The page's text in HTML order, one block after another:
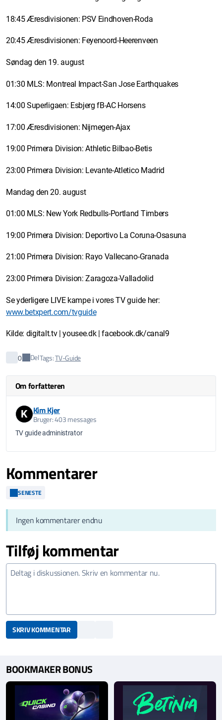
18:45 Æresdivisionen: PSV Eindhoven-Roda
20:45 Æresdivisionen: Feyenoord-Heerenveen
Søndag den 19. august
01:30 MLS: Montreal Impact-San Jose Earthquakes
14:00 Superligaen: Esbjerg fB-AC Horsens
17:00 Æresdivisionen: Nijmegen-Ajax
19:00 Primera Division: Athletic Bilbao-Betis
23:00 Primera Division: Levante-Atletico Madrid
Mandag den 20. august
01:00 MLS: New York Redbulls-Portland Timbers
19:00 Primera Division: Deportivo La Coruna-Osasuna
21:00 Primera Division: Rayo Vallecano-Granada
23:00 Primera Division: Zaragoza-Valladolid
Se yderligere LIVE kampe i vores TV guide her:
www.betxpert.com/tvguide
Kilde: digitalt.tv | yousee.dk | facebook.dk/canal9
0 DelTags:TV-Guide
Om forfatteren
K Kim Kjer
Bruger: 403 messages
TV guide administrator
Kommentarer
SENESTE
Ingen kommentarer endnu
Tilføj kommentar
SKRIV KOMMENTAR
BOOKMAKER BONUS